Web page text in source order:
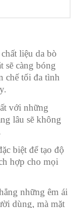
liệu da bò
sẽ càng bóng
chế tối đa tình
với những
lâu sẽ không
biệt để tạo độ
hợp cho mọi
những êm ái
dùng, mà mặt